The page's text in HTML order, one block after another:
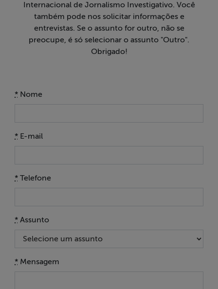
Liberdade de
Expressão
Homenageados
Notícias
Doe para
ABRAJI
>> Conteúdo
exclusivo para
Internacional de Jornalismo Investigativo. Você
também pode nos solicitar informações e
entrevistas. Se o assunto for outro, não se
preocupe, é só selecionar o assunto "Outro".
Obrigado!
* Nome
* E-mail
* Telefone
* Assunto
* Mensagem